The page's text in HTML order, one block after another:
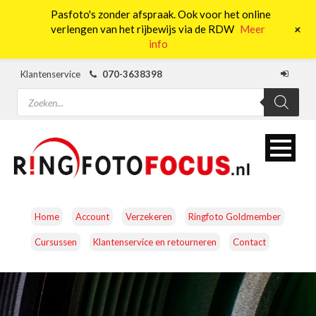
Klantenservice
070-3638398
Producten
zoeken
Home Account Verzekeren Ringfoto Goldmember
Cursussen Klantenservice en retourneren Contact
CAMERA’S OBJECTIEVEN ACCESSOIRES
Pasfoto's zonder afspraak. Ook voor het online
verlengen van het rijbewijs via de RDW Meer
info
+